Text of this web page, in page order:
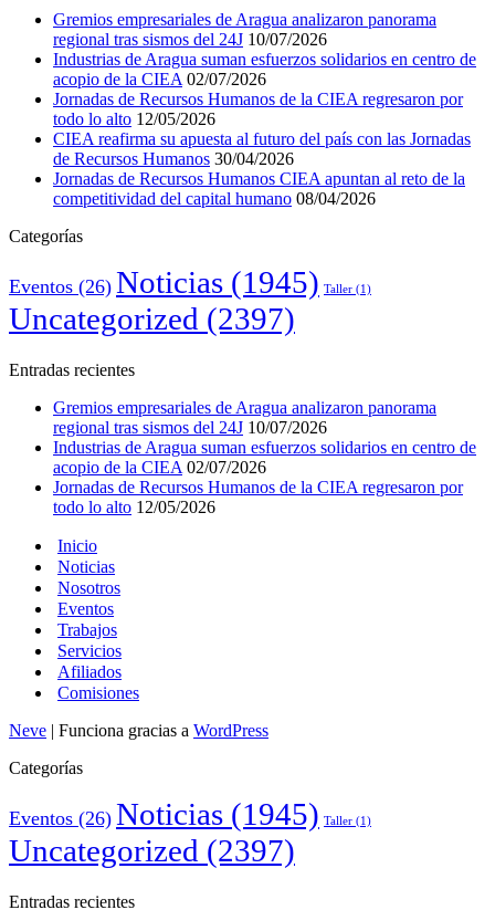
Gremios empresariales de Aragua analizaron panorama
regional tras sismos del 24J 10/07/2026
Industrias de Aragua suman esfuerzos solidarios en centro de
acopio de la CIEA 02/07/2026
Jornadas de Recursos Humanos de la CIEA regresaron por
todo lo alto 12/05/2026
CIEA reafirma su apuesta al futuro del país con las Jornadas
de Recursos Humanos 30/04/2026
Jornadas de Recursos Humanos CIEA apuntan al reto de la
competitividad del capital humano 08/04/2026
Categorías
Eventos (26) Noticias (1945) Taller (1)
Uncategorized (2397)
Entradas recientes
Gremios empresariales de Aragua analizaron panorama
regional tras sismos del 24J 10/07/2026
Industrias de Aragua suman esfuerzos solidarios en centro de
acopio de la CIEA 02/07/2026
Jornadas de Recursos Humanos de la CIEA regresaron por
todo lo alto 12/05/2026
Inicio
Noticias
Nosotros
Eventos
Trabajos
Servicios
Afiliados
Comisiones
Neve | Funciona gracias a WordPress
Categorías
Eventos (26) Noticias (1945) Taller (1)
Uncategorized (2397)
Entradas recientes